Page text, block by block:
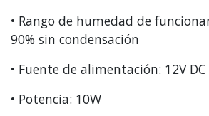
• Rango de humedad de
90% sin condensación
• Fuente de alimentación: 12V
• Potencia: 10W